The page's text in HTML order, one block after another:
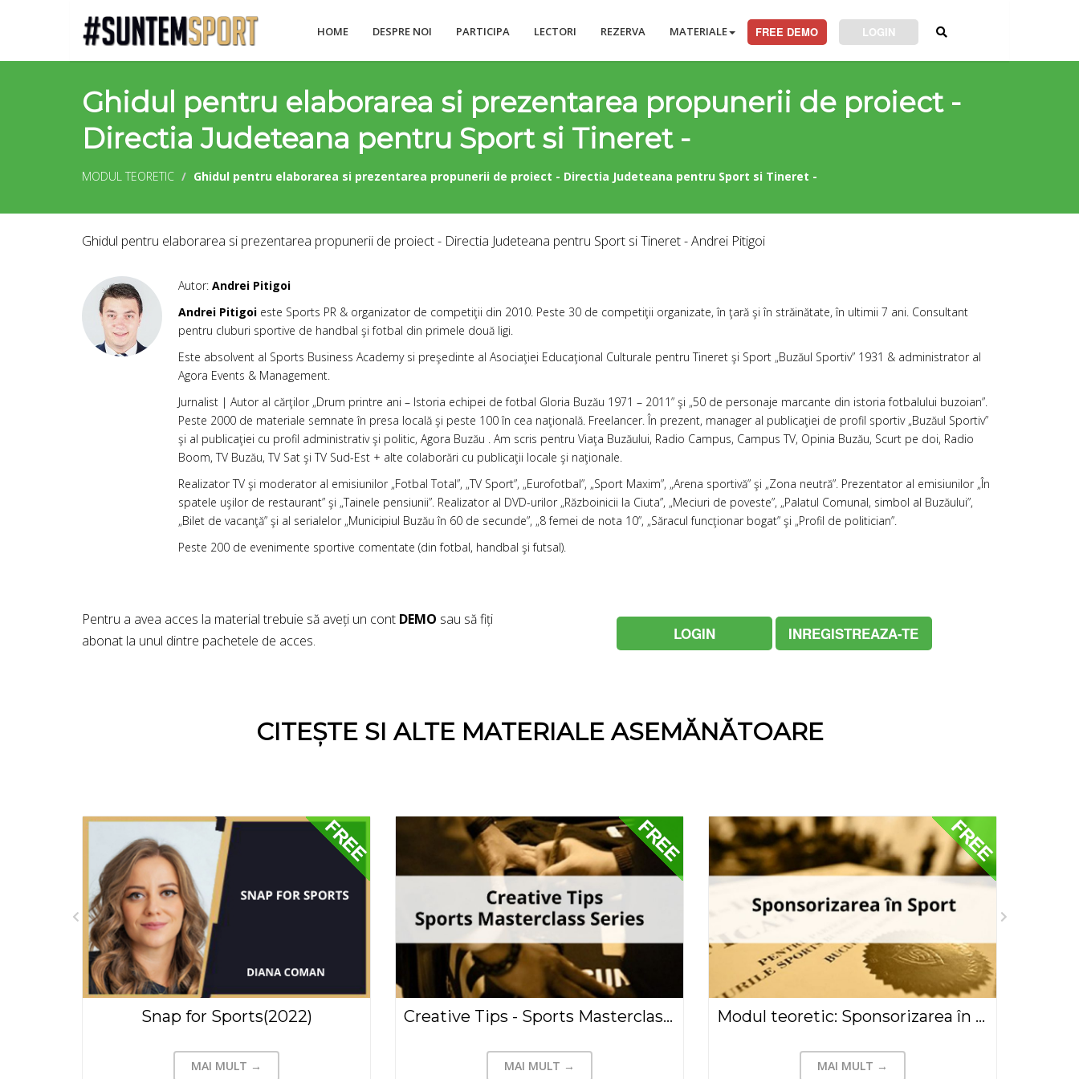
HOME DESPRE NOI PARTICIPA LECTORI REZERVA MATERIALE FREE DEMO LOGIN
Ghidul pentru elaborarea si prezentarea propunerii de proiect -
Directia Judeteana pentru Sport si Tineret -
MODUL TEORETIC Ghidul pentru elaborarea si prezentarea propunerii de proiect - Directia Judeteana pentru Sport si Tineret -
Ghidul pentru elaborarea si prezentarea propunerii de proiect - Directia Judeteana pentru Sport si Tineret - Andrei Pitigoi
Autor: Andrei Pitigoi
Andrei Pitigoi este Sports PR & organizator de competiţii din 2010. Peste 30 de competiţii organizate, în ţară şi în străinătate, în ultimii 7 ani. Consultant
pentru cluburi sportive de handbal şi fotbal din primele două ligi.
Este absolvent al Sports Business Academy si preşedinte al Asociaţiei Educaţional Culturale pentru Tineret şi Sport „Buzăul Sportiv” 1931 & administrator al
Agora Events & Management.
Jurnalist | Autor al cărţilor „Drum printre ani – Istoria echipei de fotbal Gloria Buzău 1971 – 2011” şi „50 de personaje marcante din istoria fotbalului buzoian”.
Peste 2000 de materiale semnate în presa locală şi peste 100 în cea naţională. Freelancer. În prezent, manager al publicaţiei de profil sportiv „Buzăul Sportiv”
şi al publicaţiei cu profil administrativ şi politic, Agora Buzău . Am scris pentru Viaţa Buzăului, Radio Campus, Campus TV, Opinia Buzău, Scurt pe doi, Radio
Boom, TV Buzău, TV Sat şi TV Sud-Est + alte colaborări cu publicaţii locale şi naţionale.
Realizator TV şi moderator al emisiunilor „Fotbal Total”, „TV Sport”, „Eurofotbal”, „Sport Maxim”, „Arena sportivă” şi „Zona neutră”. Prezentator al emisiunilor „În
spatele uşilor de restaurant” şi „Tainele pensiunii”. Realizator al DVD-urilor „Războinicii la Ciuta”, „Meciuri de poveste”, „Palatul Comunal, simbol al Buzăului”,
„Bilet de vacanţă” şi al serialelor „Municipiul Buzău în 60 de secunde”, „8 femei de nota 10”, „Săracul funcţionar bogat” şi „Profil de politician”.
Peste 200 de evenimente sportive comentate (din fotbal, handbal şi futsal).
Pentru a avea acces la material trebuie să aveți un cont DEMO sau să fiți
abonat la unul dintre pachetele de acces.
LOGIN INREGISTREAZA-TE
CITEȘTE SI ALTE MATERIALE ASEMĂNĂTOARE
Snap for Sports(2022)
MAI MULT →
Creative Tips - Sports Masterclass Series
MAI MULT →
Modul teoretic: Sponsorizarea în Sport
MAI MULT →